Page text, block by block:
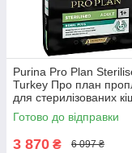
Purina Pro Plan
Turkey Про план
для стерилізованих
індичкою, 10 кг.
Готово до відправки
3 870 ₴ 6 097 ₴